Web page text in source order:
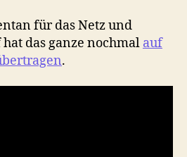
für das Netz und
das ganze nochmal auf
.